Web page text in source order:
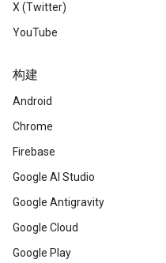
X (Twitter)
YouTube
构建
Android
Chrome
Firebase
Google AI Studio
Google Antigravity
Google Cloud
Google Play